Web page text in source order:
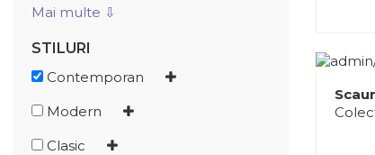
Mai multe ⇩
STILURI
Contemporan
Modern
Clasic